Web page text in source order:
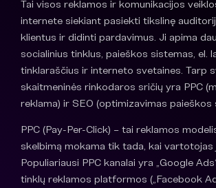
Tai visos reklamos ir komunikacijos
internete siekiant pasiekti tikslinę
klientus ir didinti pardavimus. Ji apima
socialinius tinklus, paieškos sistemas, el.
tinklaraščius ir interneto svetaines. Tarp
skaitmeninės rinkodaros sričių yra PPC
reklama) ir SEO (optimizavimas paieškos
PPC (Pay-Per-Click) – tai reklamos
skelbimą mokama tik tada, kai vartotojas
Populiariausi PPC kanalai yra „Google
tinklų reklamos platformos („Facebook